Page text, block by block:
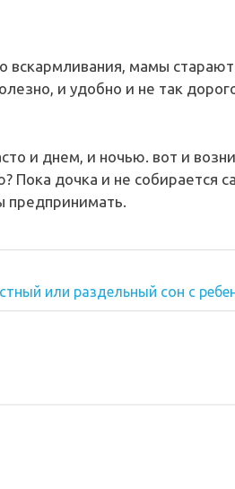
вскармливания, мамы
и удобно и не так
и днем, и ночью. вот и
Пока дочка и не собирается
предпринимать.
или раздельный сон с